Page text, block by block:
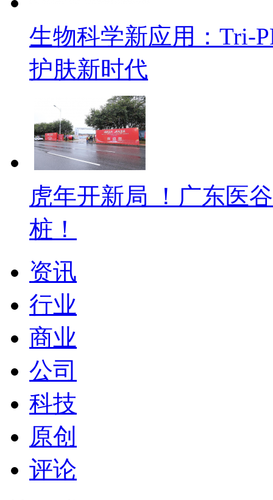
生物科学新应用：Tri-
护肤新时代
虎年开新局 ！广东医
桩！
资讯
行业
商业
公司
科技
原创
评论